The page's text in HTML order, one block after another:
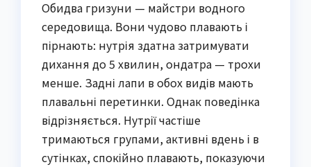
Обидва гризуни — майстри водного
середовища. Вони чудово плавають і
пірнають: нутрія здатна затримувати
дихання до 5 хвилин, ондатра — трохи
менше. Задні лапи в обох видів мають
плавальні перетинки. Однак поведінка
відрізняється. Нутрії частіше
тримаються групами, активні вдень і в
сутінках, спокійно плавають, показуючи